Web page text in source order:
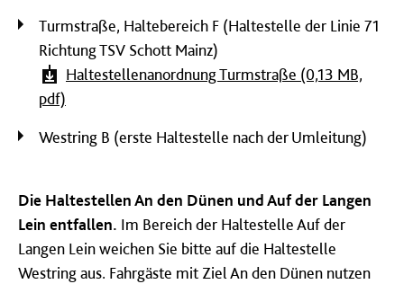
Turmstraße, Haltebereich F (Haltestelle der Linie 71
Richtung TSV Schott Mainz)
Haltestellenanordnung Turmstraße (0,13 MB,
pdf)
Westring B (erste Haltestelle nach der Umleitung)
Die Haltestellen An den Dünen und Auf der Langen
Lein entfallen. Im Bereich der Haltestelle Auf der
Langen Lein weichen Sie bitte auf die Haltestelle
Westring aus. Fahrgäste mit Ziel An den Dünen nutzen